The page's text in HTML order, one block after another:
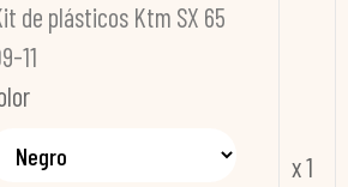
de plásticos Ktm SX 65
11
x 1